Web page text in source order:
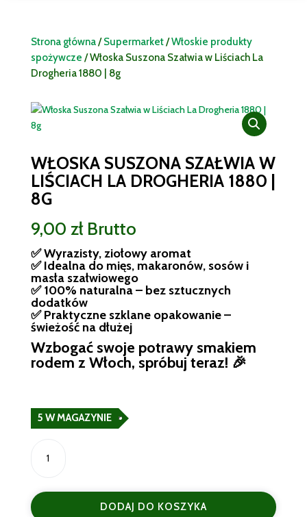
Strona główna/Supermarket/Włoskie produkty
spożywcze / Włoska Suszona Szałwia w Liściach La
Drogheria 1880 | 8g
WŁOSKA SUSZONA SZAŁWIA W
LIŚCIACH LA DROGHERIA 1880 |
8G
9,00 zł Brutto
✅ Wyrazisty, ziołowy aromat
✅ Idealna do mięs, makaronów, sosów i
masła szałwiowego
✅ 100% naturalna – bez sztucznych
dodatków
✅ Praktyczne szklane opakowanie –
świeżość na dłużej
Wzbogać swoje potrawy smakiem
rodem z Włoch, spróbuj teraz! 🎉
5 W MAGAZYNIE
Włoska
Szałwia
w
DODAJ DO KOSZYKA